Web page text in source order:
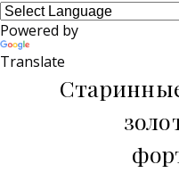
Powered by
Translate